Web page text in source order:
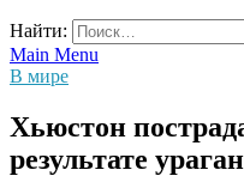
Найти:
Main Menu
В мире
Хьюстон
результате